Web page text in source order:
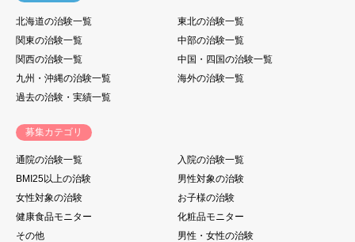
北海道の治験一覧
東北の治験一覧
関東の治験一覧
中部の治験一覧
関西の治験一覧
中国・四国の治験一覧
九州・沖縄の治験一覧
海外の治験一覧
過去の治験・実績一覧
募集カテゴリ
通院の治験一覧
入院の治験一覧
BMI25以上の治験
男性対象の治験
女性対象の治験
お子様の治験
健康食品モニター
化粧品モニター
その他
男性・女性の治験